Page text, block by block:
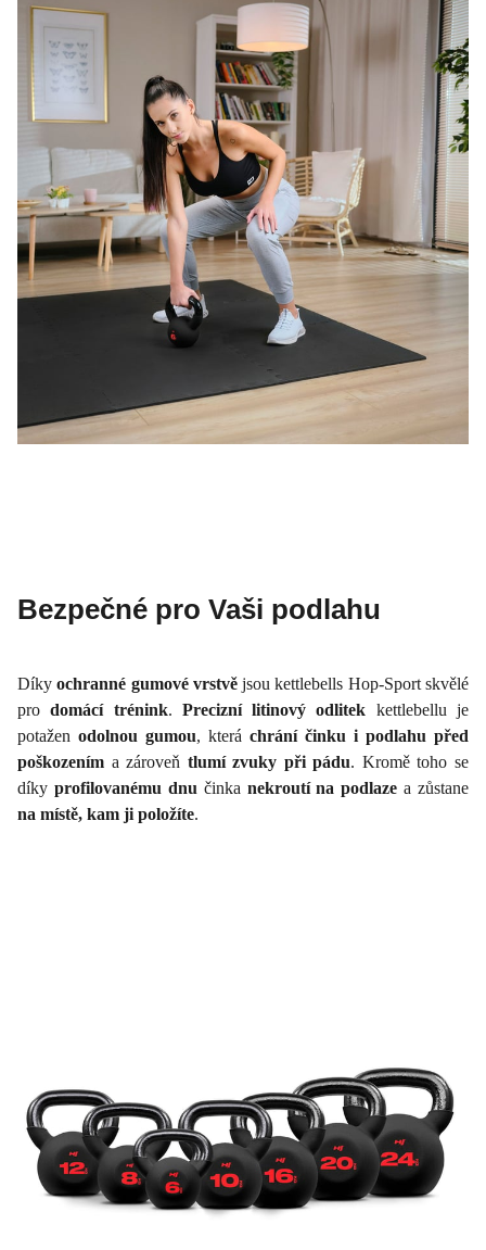
Bezpečné pro Vaši podlahu
Díkyochranné gumové vrstvějsou kettlebells Hop-Sport skvělé
prodomácí trénink. Precizní litinový odlitek kettlebellu je
potažen odolnou gumou, která chrání činku i podlahu před
poškozením a zároveň tlumí zvuky při pádu. Kromě toho se
díky profilovanému dnu činka nekroutí na podlaze a zůstane
na místě, kam ji položíte.